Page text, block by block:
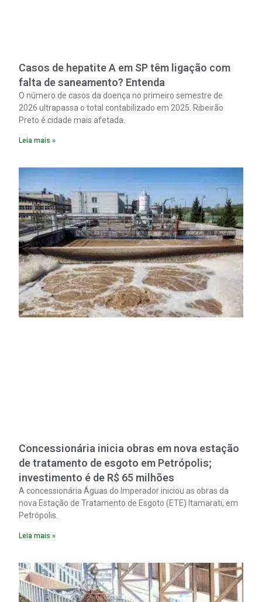
Casos de hepatite A em SP têm ligação com
falta de saneamento? Entenda
O número de casos da doença no primeiro semestre de
2026 ultrapassa o total contabilizado em 2025. Ribeirão
Preto é cidade mais afetada.
Leia mais »
Concessionária inicia obras em nova estação
de tratamento de esgoto em Petrópolis;
investimento é de R$ 65 milhões
A concessionária Águas do Imperador iniciou as obras da
nova Estação de Tratamento de Esgoto (ETE) Itamarati, em
Petrópolis.
Leia mais »